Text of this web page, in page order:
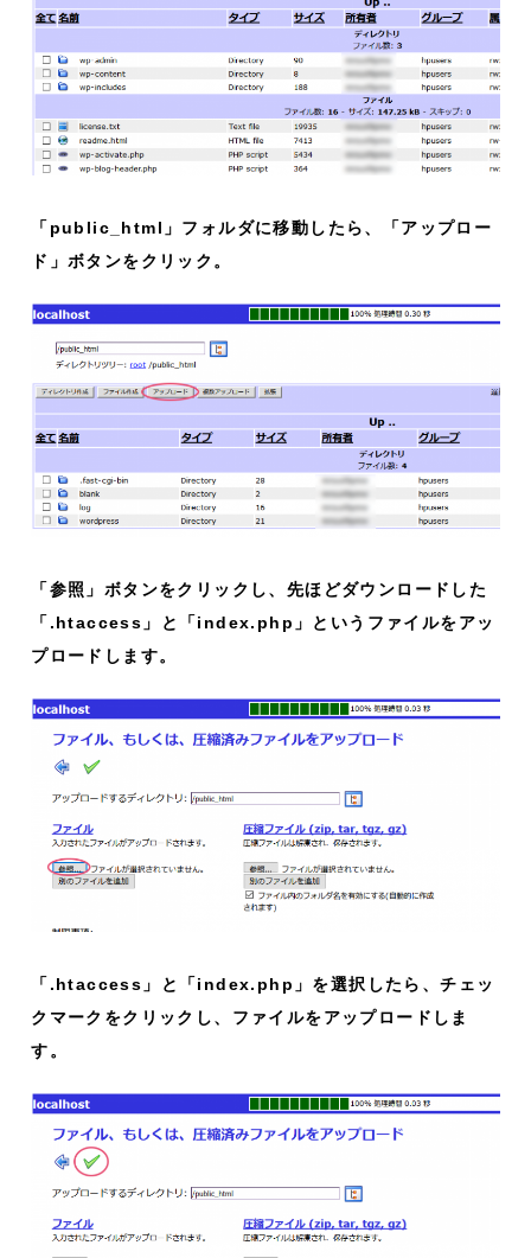
「public_html」フォルダに移動したら、「アップロー
ド」ボタンをクリック。
「参照」ボタンをクリックし、先ほどダウンロードした
「.htaccess」と「index.php」というファイルをアッ
プロードします。
「.htaccess」と「index.php」を選択したら、チェッ
クマークをクリックし、ファイルをアップロードしま
す。